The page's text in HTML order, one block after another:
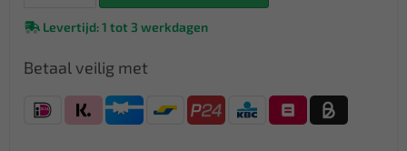
Levertijd: 1 tot 3 werkdagen
Betaal veilig met